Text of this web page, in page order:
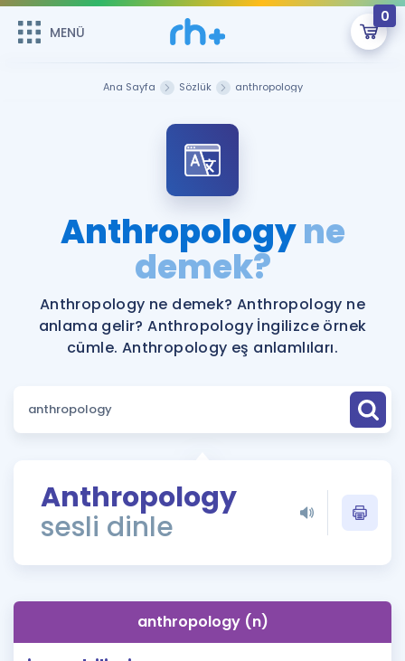
MENÜ
0
Şifremi Hatırlamıyorum
Sepetin Şu An Boş.
Remzi Hoca ile seni sınava hazırlayacak onlarca eğitim seni
bekliyor!
MENÜ
Katılımcı Görüşleri
Faydalı Araçlar
Ücretsiz Kaynaklar
Puan Hesaplama
ÖSYM Sınav Takvimi
Kampanyalar
İngilizce Gramer
İngilizce Gramer
Ana Sayfa Sözlük anthropology
Anthropologyne
demek?
Anthropology ne demek? Anthropology ne
anlama gelir? Anthropology İngilizce örnek
cümle. Anthropology eş anlamlıları.
Anthropology
sesli dinle
anthropology (n)